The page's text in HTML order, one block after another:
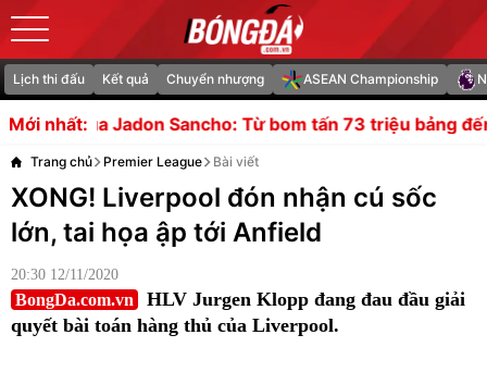
Lịch thi đấu Kết quả Chuyển nhượng ASEAN Championship
Mới nhất:Từ bom tấn 73 triệu bảng đến dự đoán giải nghệ
Trang chủ Premier League Bài viết
XONG! Liverpool đón nhận cú sốc
lớn, tai họa ập tới Anfield
20:30 12/11/2020
BongDa.com.vn
HLV Jurgen Klopp đang đau đầu giải
quyết bài toán hàng thủ của Liverpool.